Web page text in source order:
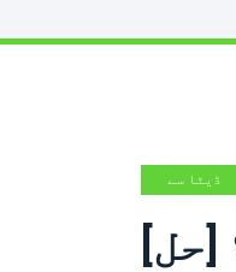
ڈیٹا سے
نکات
[حل] ونڈوز سیف موڈ کام نہیں کررہا ہے؟